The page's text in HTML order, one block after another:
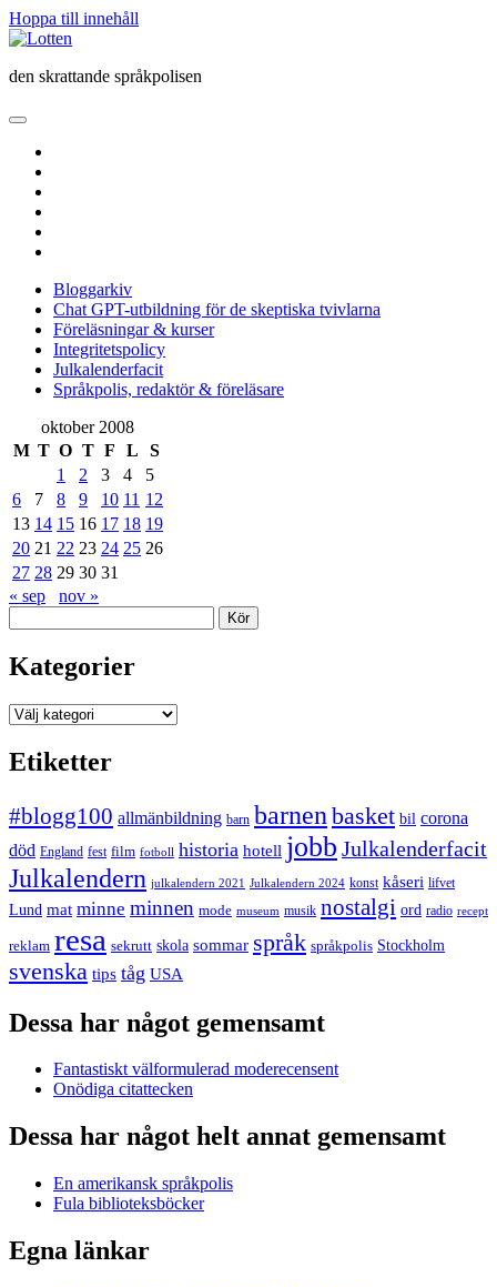
Hoppa till innehåll
Lotten
den skrattande språkpolisen
öppna
meny
Bloggarkiv
Chat GPT-utbildning för de skeptiska tvivlarna
Föreläsningar & kurser
Integritetspolicy
Julkalenderfacit
Språkpolis, redaktör & föreläsare
Sidopanel
oktober 2008
M T O T F L
S
1
2 3 4
5
6
7 8 9 10 11 12
13 14 15 16 17 18 19
20 21 22 23 24 25 26
27 28 29 30 31
« sep
nov »
Kategorier
Kategorier
Etiketter
#blogg100 allmänbildning barn barnen basket bil corona
död England fest film fotboll historia hotell jobb Julkalenderfacit
Julkalendern julkalendern 2021 Julkalendern 2024 konst kåseri lifvet
Lund mat minne minnen mode museum musik nostalgi ord radio recept
reklam resa sekrutt skola sommar språk språkpolis Stockholm
svenska tips tåg USA
Dessa har något gemensamt
Fantastiskt välformulerad moderecensent
Onödiga citattecken
Dessa har något helt annat gemensamt
En amerikansk språkpolis
Fula biblioteksböcker
Egna länkar